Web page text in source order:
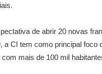
de abrir 20 novas
a CI tem como principal foco
mais de 100 mil